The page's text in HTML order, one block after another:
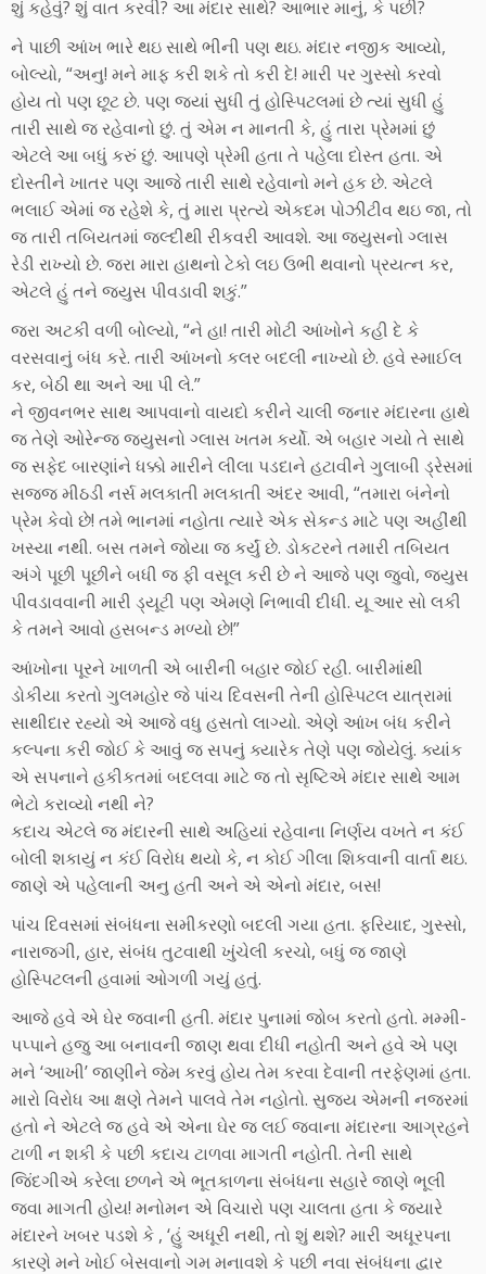
શું કહેવું? શું વાત કરવી? આ મંદાર સાથે? આભાર માનું, કે પછી?
ને પાછી આંખ ભારે થઇ સાથે ભીની પણ થઇ. મંદાર નજીક આવ્યો,
બોલ્યો, “અનુ! મને માફ કરી શકે તો કરી દે! મારી પર ગુસ્સો કરવો
હોય તો પણ છૂટ છે. પણ જ્યાં સુધી તું હોસ્પિટલમાં છે ત્યાં સુધી હું
તારી સાથે જ રહેવાનો છું. તું એમ ન માનતી કે, હું તારા પ્રેમમાં છું
એટલે આ બધું કરું છું. આપણે પ્રેમી હતા તે પહેલા દોસ્ત હતા. એ
દોસ્તીને ખાતર પણ આજે તારી સાથે રહેવાનો મને હક છે. એટલે
ભલાઈ એમાં જ રહેશે કે, તું મારા પ્રત્યે એકદમ પોઝીટીવ થઇ જા, તો
જ તારી તબિયતમાં જલ્દીથી રીકવરી આવશે. આ જ્યુસનો ગ્લાસ
રેડી રાખ્યો છે. જરા મારા હાથનો ટેકો લઇ ઉભી થવાનો પ્રયત્ન કર,
એટલે હું તને જ્યુસ પીવડાવી શકું.”
જરા અટકી વળી બોલ્યો, “ને હા! તારી મોટી આંખોને કહી દે કે
વરસવાનું બંધ કરે. તારી આંખનો કલર બદલી નાખ્યો છે. હવે સ્માઈલ
કર, બેઠી થા અને આ પી લે.”
ને જીવનભર સાથ આપવાનો વાયદો કરીને ચાલી જનાર મંદારના હાથે
જ તેણે ઓરેન્જ જ્યુસનો ગ્લાસ ખતમ કર્યો. એ બહાર ગયો તે સાથે
જ સફેદ બારણાંને ધક્કો મારીને લીલા પડદાને હટાવીને ગુલાબી ડ્રેસમાં
સજ્જ મીઠડી નર્સ મલકાતી મલકાતી અંદર આવી, “તમારા બંનેનો
પ્રેમ કેવો છે! તમે ભાનમાં નહોતા ત્યારે એક સેકન્ડ માટે પણ અહીંથી
ખસ્યા નથી. બસ તમને જોયા જ કર્યું છે. ડોકટરને તમારી તબિયત
અંગે પૂછી પૂછીને બધી જ ફી વસૂલ કરી છે ને આજે પણ જુવો, જ્યુસ
પીવડાવવાની મારી ડ્યૂટી પણ એમણે નિભાવી દીધી. યૂ આર સો લકી
કે તમને આવો હસબન્ડ મળ્યો છે!”
આંખોના પૂરને ખાળતી એ બારીની બહાર જોઈ રહી. બારીમાંથી
ડોકીયા કરતો ગુલમહોર જે પાંચ દિવસની તેની હોસ્પિટલ યાત્રામાં
સાથીદાર રહ્યો એ આજે વધુ હસતો લાગ્યો. એણે આંખ બંધ કરીને
કલ્પના કરી જોઈ કે આવું જ સપનું ક્યારેક તેણે પણ જોયેલું. ક્યાંક
એ સપનાને હકીકતમાં બદલવા માટે જ તો સૃષ્ટિએ મંદાર સાથે આમ
ભેટો કરાવ્યો નથી ને?
કદાચ એટલે જ મંદારની સાથે અહિયાં રહેવાના નિર્ણય વખતે ન કંઈ
બોલી શકાયું ન કંઈ વિરોધ થયો કે, ન કોઈ ગીલા શિકવાની વાર્તા થઇ.
જાણે એ પહેલાની અનુ હતી અને એ એનો મંદાર, બસ!
પાંચ દિવસમાં સંબંધના સમીકરણો બદલી ગયા હતા. ફરિયાદ, ગુસ્સો,
નારાજગી, હાર, સંબંધ તુટવાથી ખુંચેલી કરચો, બધું જ જાણે
હોસ્પિટલની હવામાં ઓગળી ગયું હતું.
આજે હવે એ ઘેર જવાની હતી. મંદાર પુનામાં જોબ કરતો હતો. મમ્મી-
પપ્પાને હજુ આ બનાવની જાણ થવા દીધી નહોતી અને હવે એ પણ
મને ‘આખી’ જાણીને જેમ કરવું હોય તેમ કરવા દેવાની તરફેણમાં હતા.
મારો વિરોધ આ ક્ષણે તેમને પાલવે તેમ નહોતો. સુજય એમની નજરમાં
હતો ને એટલે જ હવે એ એના ઘેર જ લઈ જવાના મંદારના આગ્રહને
ટાળી ન શકી કે પછી કદાચ ટાળવા માગતી નહોતી. તેની સાથે
જિંદગીએ કરેલા છળને એ ભૂતકાળના સંબંધના સહારે જાણે ભૂલી
જવા માગતી હોય! મનોમન એ વિચારો પણ ચાલતા હતા કે જયારે
મંદારને ખબર પડશે કે , ‘હું અધૂરી નથી, તો શું થશે? મારી અધૂરપના
કારણે મને ખોઈ બેસવાનો ગમ મનાવશે કે પછી નવા સંબંધના દ્વાર